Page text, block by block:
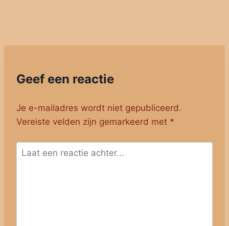
Geef een reactie
Je e-mailadres wordt niet gepubliceerd.
Vereiste velden zijn gemarkeerd met *